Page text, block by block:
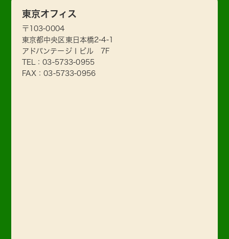
東京オフィス
〒103-0004
東京都中央区東日本橋2-4-1
アドバンテージⅠビル 7F
TEL：03-5733-0955
FAX：03-5733-0956